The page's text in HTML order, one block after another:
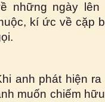
những ngày
kí ức về cặp
anh phát hiện
muốn chiếm